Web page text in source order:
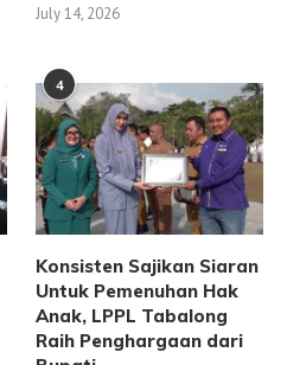
July 14, 2026
4
Konsisten Sajikan Siaran
Untuk Pemenuhan Hak
Anak, LPPL Tabalong
Raih Penghargaan dari